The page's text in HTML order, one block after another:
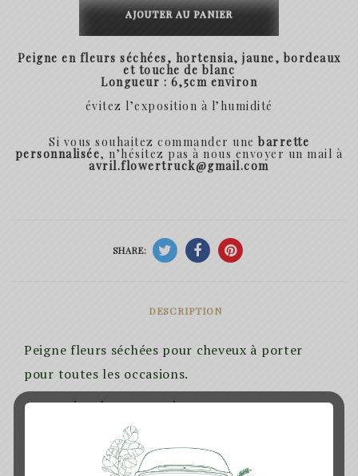
de
Peigne
June
AJOUTER AU PANIER
Peigne en fleurs séchées, hortensia, jaune, bordeaux
et touche de blanc
Longueur : 6,5cm environ
évitez l’exposition à l’humidité
Si vous souhaitez commander une barrette
personnalisée, n’hésitez pas à nous envoyer un mail à
avril.flowertruck@gmail.com
SHARE:
DESCRIPTION
Peigne fleurs séchées pour cheveux à porter
pour toutes les occasions.
Accessoire cheveux mariage